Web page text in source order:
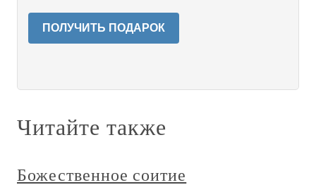
ПОЛУЧИТЬ ПОДАРОК
Читайте также
Божественное соитие